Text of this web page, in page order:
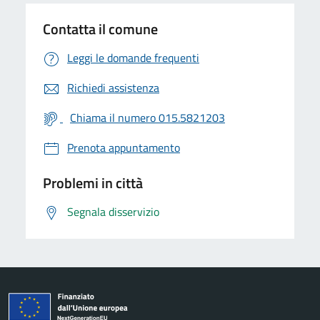
Contatta il comune
Leggi le domande frequenti
Richiedi assistenza
Chiama il numero 015.5821203
Prenota appuntamento
Problemi in città
Segnala disservizio